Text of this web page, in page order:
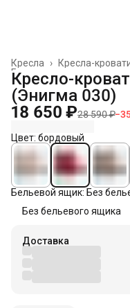
Кресла-
Кресла
›
Главная
Кресло-
(Энигма 030)
18 650 ₽28 590 ₽−
Цвет: бордовый
Бельевой ящик: Без
Без бельевого ящика
Доставка